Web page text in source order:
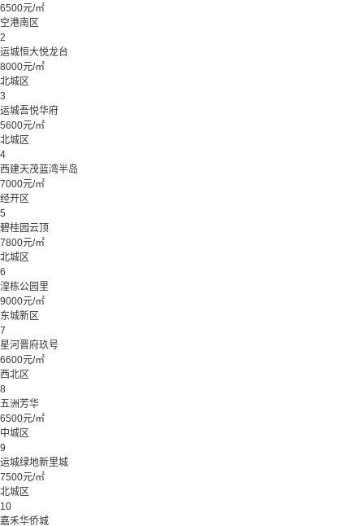
6500元/㎡
空港南区
2
运城恒大悦龙台
8000元/㎡
北城区
3
运城吾悦华府
5600元/㎡
北城区
4
西建天茂蓝湾半岛
7000元/㎡
经开区
5
碧桂园云顶
7800元/㎡
北城区
6
湟栋公园里
9000元/㎡
东城新区
7
星河晋府玖号
6600元/㎡
西北区
8
五洲芳华
6500元/㎡
中城区
9
运城绿地新里城
7500元/㎡
北城区
10
嘉禾华侨城